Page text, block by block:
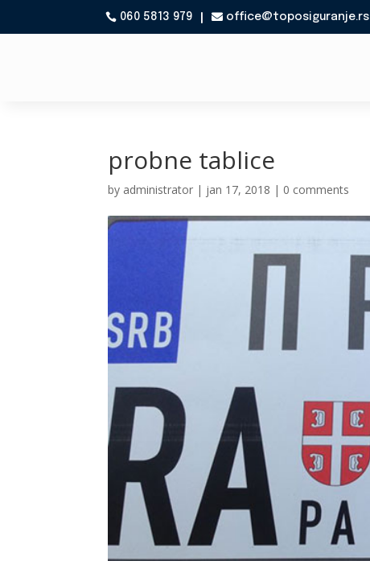
060 5813 979  office@toposiguranje.rs
probne tablice
by administrator | jan 17, 2018 | 0 comments